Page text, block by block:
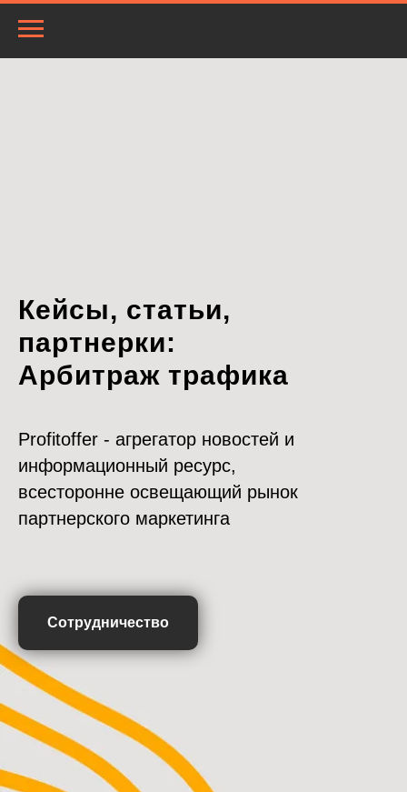
Кейсы, статьи,
партнерки:
Арбитраж трафика
Profitoffer - агрегатор новостей и
информационный ресурс,
всесторонне освещающий рынок
партнерского маркетинга
Сотрудничество